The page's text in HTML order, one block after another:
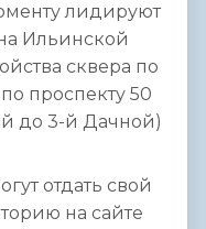
лидируют
Ильинской
сквера по
проспекту 50
до 3-й Дачной)
отдать свой
на сайте